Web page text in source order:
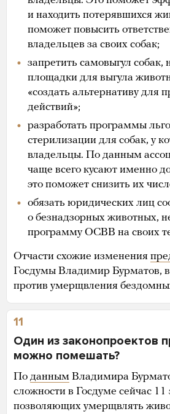
и находить потерявшихся
поможет повысить
владельцев за своих собак;
запретить самовыгул собак,
площадки для выгула
«создать альтернативу для
действий»;
разработать программы
стерилизации для собак, у
владельцы. По данным
чаще всего кусают именно
это поможет снизить их
обязать юридических лиц
о безнадзорных животных,
программу ОСВВ на своих
Отчасти схожие изменения
Госдумы Владимир Бурматов,
против умерщвления
11
Один из законопроектов
можно помешать?
По данным Владимира
сложности в Госдуме сейчас 11
позволяющих умерщвлять